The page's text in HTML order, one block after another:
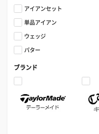
アイアンセット
単品アイアン
ウェッジ
パター
ブランド